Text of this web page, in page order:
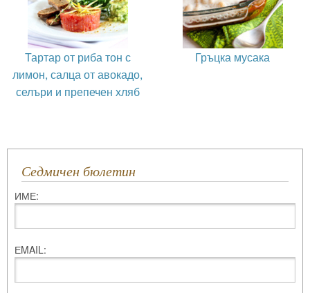
Тартар от риба тон с
лимон, салца от авокадо,
селъри и препечен хляб
Гръцка мусака
Седмичен бюлетин
ИМЕ:
ЕMAIL: